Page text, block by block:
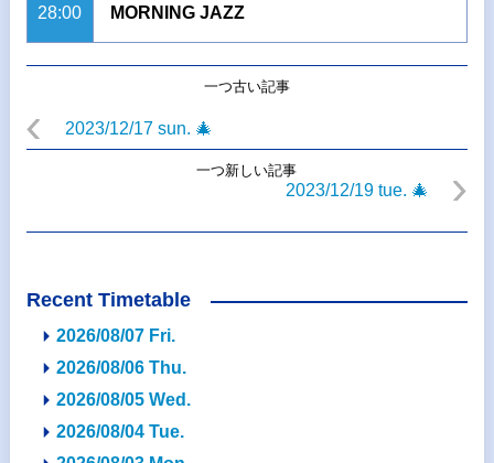
28:00 MORNING JAZZ
一つ古い記事
2023/12/17 sun. 🎄
一つ新しい記事
2023/12/19 tue. 🎄
Recent Timetable
2026/08/07 Fri.
2026/08/06 Thu.
2026/08/05 Wed.
2026/08/04 Tue.